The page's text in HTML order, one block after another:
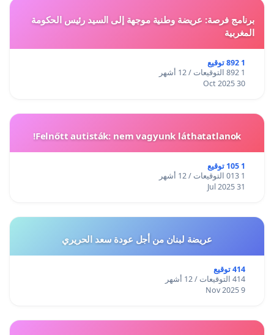
برنامج فرصة: عريضة وطنية موجهة إلى السيد رئيس الحكومة
المغربية
1 892 توقيع
1 892 التوقيعات / 12 أشهر
30 Oct 2025
Felnőtt autisták: nem vagyunk láthatatlanok!
1 105 توقيع
1 013 التوقيعات / 12 أشهر
31 Jul 2025
عريضة لبنان من أجل عودة سعد الحريري
414 توقيع
414 التوقيعات / 12 أشهر
9 Nov 2025